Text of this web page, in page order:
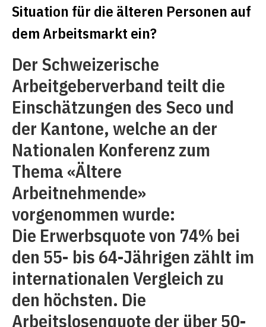
Situation für die älteren Personen auf
dem Arbeitsmarkt ein?
Der Schweizerische
Arbeitgeberverband teilt die
Einschätzungen des Seco und
der Kantone, welche an der
Nationalen Konferenz zum
Thema «Ältere
Arbeitnehmende»
vorgenommen wurde:
Die Erwerbsquote von 74% bei
den 55- bis 64-Jährigen zählt im
internationalen Vergleich zu
den höchsten. Die
Arbeitslosenquote der über 50-